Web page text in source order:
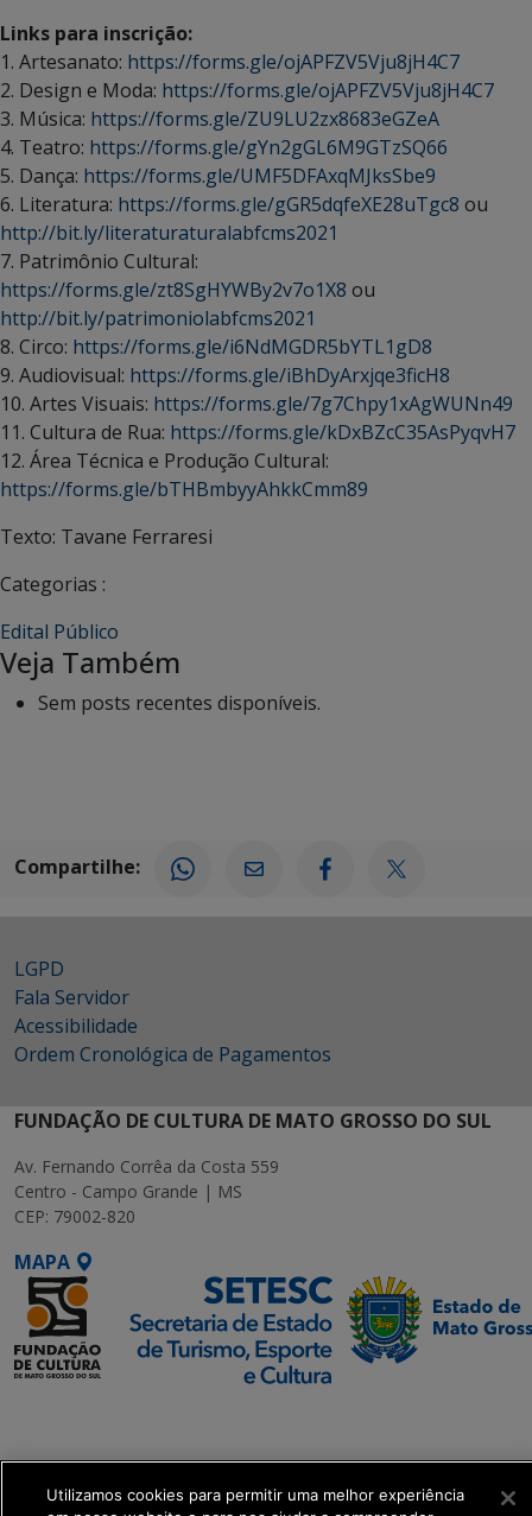
Links para inscrição:
1. Artesanato: https://forms.gle/ojAPFZV5Vju8jH4C7
2. Design e Moda: https://forms.gle/ojAPFZV5Vju8jH4C7
3. Música: https://forms.gle/ZU9LU2zx8683eGZeA
4. Teatro: https://forms.gle/gYn2gGL6M9GTzSQ66
5. Dança: https://forms.gle/UMF5DFAxqMJksSbe9
6. Literatura: https://forms.gle/gGR5dqfeXE28uTgc8 ou
http://bit.ly/literaturaturalabfcms2021
7. Patrimônio Cultural:
https://forms.gle/zt8SgHYWBy2v7o1X8 ou
http://bit.ly/patrimoniolabfcms2021
8. Circo: https://forms.gle/i6NdMGDR5bYTL1gD8
9. Audiovisual: https://forms.gle/iBhDyArxjqe3ficH8
10. Artes Visuais: https://forms.gle/7g7Chpy1xAgWUNn49
11. Cultura de Rua: https://forms.gle/kDxBZcC35AsPyqvH7
12. Área Técnica e Produção Cultural:
https://forms.gle/bTHBmbyyAhkkCmm89
Texto: Tavane Ferraresi
Categorias :
Edital Público
Veja Também
Sem posts recentes disponíveis.
Compartilhe:
LGPD
Fala Servidor
Acessibilidade
Ordem Cronológica de Pagamentos
FUNDAÇÃO DE CULTURA DE MATO GROSSO DO SUL
Av. Fernando Corrêa da Costa 559
Centro - Campo Grande | MS
CEP: 79002-820
MAPA
Transformação Digital
Utilizamos cookies para permitir uma melhor experiência